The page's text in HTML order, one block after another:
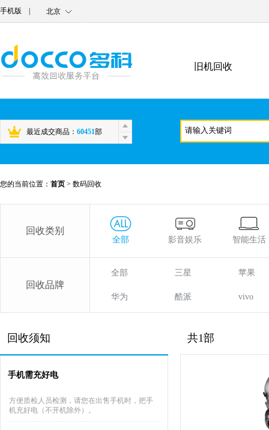
手机版 北京
旧机回收
最近成交商品： 60451部
您的当前位置： 首页 > 数码回收
回收类别
全部 影音娱乐 智能生活
回收品牌
全部 三星 苹果
华为 酷派 vivo
回收须知
手机需充好电
方便质检人员检测，请您在出售手机时，把手
机充好电（不开机除外）。
共1部